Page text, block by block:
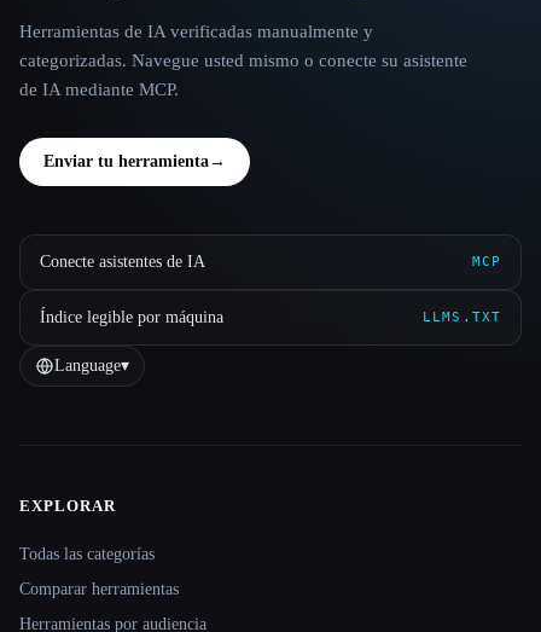
Herramientas de IA verificadas manualmente y
categorizadas. Navegue usted mismo o conecte su asistente
de IA mediante MCP.
Enviar tu herramienta→
Conecte asistentes de IA MCP
Índice legible por máquina LLMS.TXT
Language▾
Site navigation
EXPLORAR
Todas las categorías
Comparar herramientas
Herramientas por audiencia